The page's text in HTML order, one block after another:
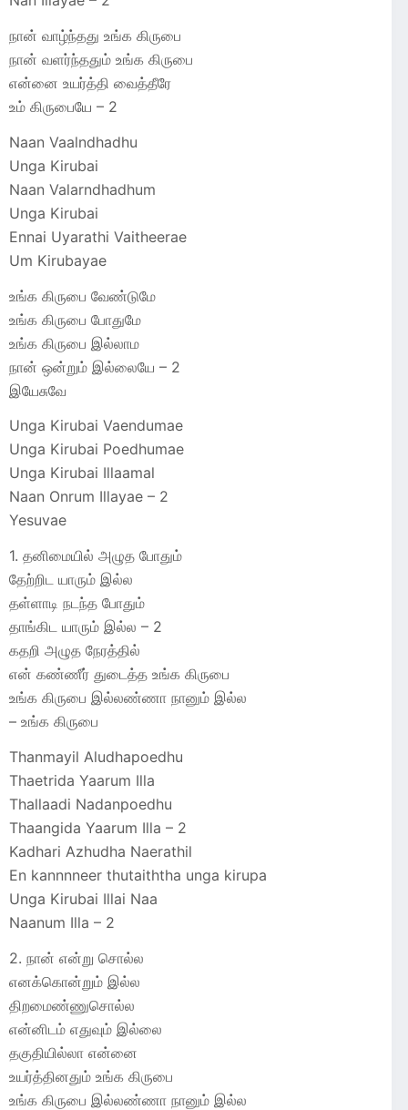
நான் வாழ்ந்தது உங்க கிருபை
நான் வளர்ந்ததும் உங்க கிருபை
என்னை உயர்த்தி வைத்தீரே
உம் கிருபையே – 2
Naan Vaalndhadhu
Unga Kirubai
Naan Valarndhadhum
Unga Kirubai
Ennai Uyarathi Vaitheerae
Um Kirubayae
உங்க கிருபை வேண்டுமே
உங்க கிருபை போதுமே
உங்க கிருபை இல்லாம
நான் ஒன்றும் இல்லையே – 2
இயேசுவே
Unga Kirubai Vaendumae
Unga Kirubai Poedhumae
Unga Kirubai Illaamal
Naan Onrum Illayae – 2
Yesuvae
1. தனிமையில் அழுத போதும்
தேற்றிட யாரும் இல்ல
தள்ளாடி நடந்த போதும்
தாங்கிட யாரும் இல்ல – 2
கதறி அழுத நேரத்தில்
என் கண்ணீர் துடைத்த உங்க கிருபை
உங்க கிருபை இல்லண்ணா நானும் இல்ல
– உங்க கிருபை
Thanmayil Aludhapoedhu
Thaetrida Yaarum Illa
Thallaadi Nadanpoedhu
Thaangida Yaarum Illa – 2
Kadhari Azhudha Naerathil
En kannnneer thutaiththa unga kirupa
Unga Kirubai Illai Naa
Naanum Illa – 2
2. நான் என்று சொல்ல
எனக்கொன்றும் இல்ல
திறமைண்ணுசொல்ல
என்னிடம் எதுவும் இல்லை
தகுதியில்லா என்னை
உயர்த்தினதும் உங்க கிருபை
உங்க கிருபை இல்லண்ணா நானும் இல்ல